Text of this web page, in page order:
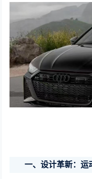
一、设计革新：运